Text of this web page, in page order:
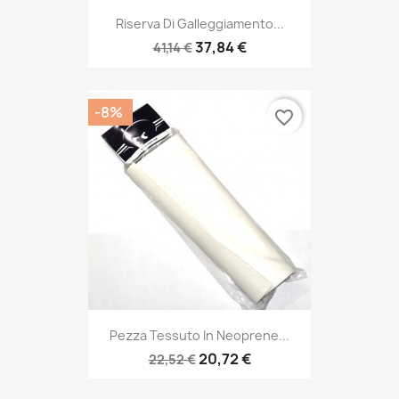
Riserva Di Galleggiamento...
41,14 €37,84 €
Pezza Tessuto In Neoprene...
22,52 €20,72 €
-8% favorite_border